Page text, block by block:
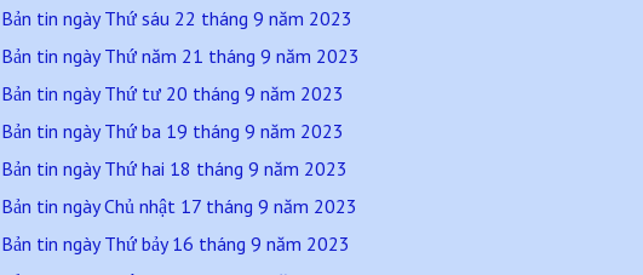
Bản tin ngày Thứ sáu 22 tháng 9 năm 2023
Bản tin ngày Thứ năm 21 tháng 9 năm 2023
Bản tin ngày Thứ tư 20 tháng 9 năm 2023
Bản tin ngày Thứ ba 19 tháng 9 năm 2023
Bản tin ngày Thứ hai 18 tháng 9 năm 2023
Bản tin ngày Chủ nhật 17 tháng 9 năm 2023
Bản tin ngày Thứ bảy 16 tháng 9 năm 2023